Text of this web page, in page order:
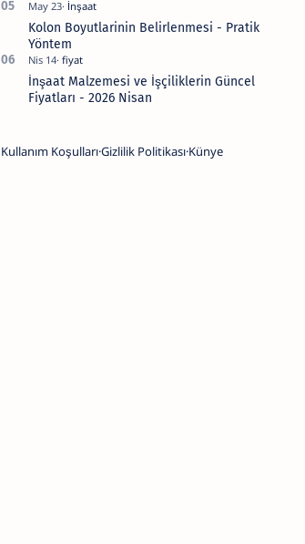
Kolon Boyutlarinin Belirlenmesi - Pratik
Yöntem
İnşaat Malzemesi ve İşçiliklerin Güncel
Fiyatları - 2026 Nisan
Kullanım KoşullarıGizlilik Politikası Künye